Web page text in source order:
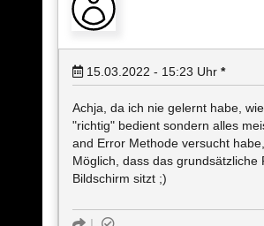
15.03.2022 - 15:23 Uhr *
Achja, da ich nie gelernt habe,
"richtig" bedient sondern alles
and Error Methode versucht
Möglich, dass das grundsätzliche
Bildschirm sitzt ;)